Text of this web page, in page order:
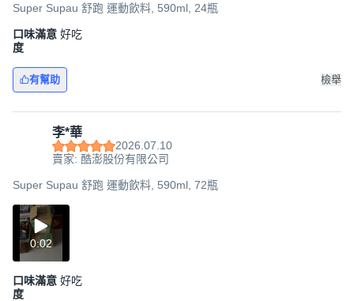
Super Supau 舒跑 運動飲料, 590ml, 24瓶
口味滿意
度
好吃
有幫助 檢舉
李*華
2026.07.10
賣家: 酷澎股份有限公司
Super Supau 舒跑 運動飲料, 590ml, 72瓶
0:02
口味滿意
度
好吃